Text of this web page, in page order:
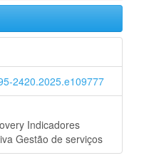
2420.2025.e109777
Indicadores
Gestão de serviços